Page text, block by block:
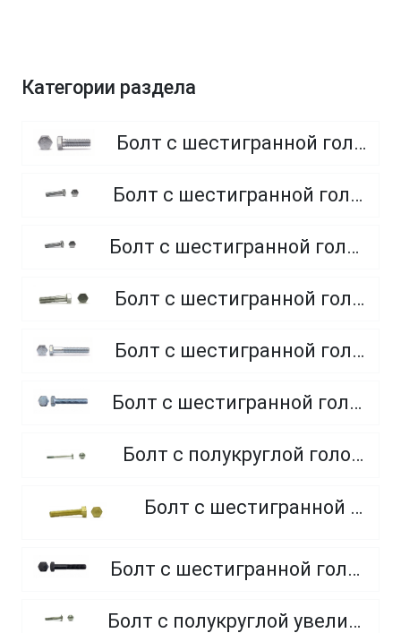
Категории раздела
Болт с шестигранной головкой, полная резьба, класс прочности 8.8
Болт с шестигранной головкой, полная резьба, класс прочности 4.8 и 5.8
Болт с шестигранной головкой, полная резьба, из нержавеющей стали A2 и A4
Болт с шестигранной головкой, неполная резьба, класс прочности 5.8
Болт с шестигранной головкой, неполная резьба, класс прочности 8.8
Болт с шестигранной головкой, полная резьба, класс прочности 10.9 и 12.9
Болт с полукруглой головкой и квадратным подголовником
Болт с шестигранной головкой, из латуни
Болт с шестигранной головкой, неполная резьба, класс прочности 10.9 и 12.9
Болт с полукруглой увеличенной головкой и усом класса точности C (мебельный)